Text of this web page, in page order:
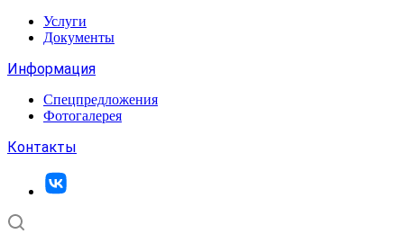
Услуги
Документы
Информация
Спецпредложения
Фотогалерея
Контакты